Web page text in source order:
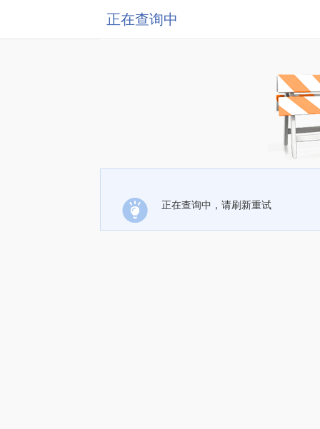
正在查询中
正在查询中，请刷新重试